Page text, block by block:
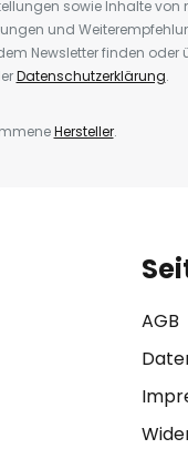
sowie Inhalte von
und
Newsletter finden oder
Datenschutzerklärung.
Hersteller.
AGB